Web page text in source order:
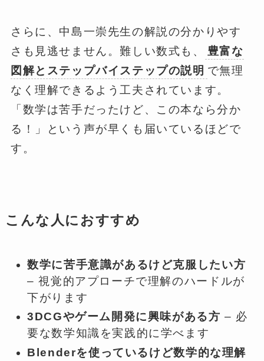
さらに、中島一崇先生の解説の分かりやす
さも見逃せません。難しい数式も、
豊富な
図解とステップバイステップの説明 で無理
なく理解できるよう工夫されています。
「数学は苦手だったけど、この本なら分か
る！」という声が早くも届いているほどで
す。
こんな人におすすめ
数学に苦手意識があるけど克服したい方
– 視覚的アプローチで理解のハードルが
下がります
3DCGやゲーム開発に興味がある方 – 必
要な数学知識を実践的に学べます
Blenderを使っているけど数学的な理解